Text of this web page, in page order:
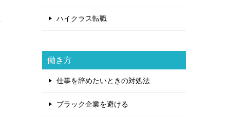
ハイクラス転職
働き方
仕事を辞めたいときの対処法
ブラック企業を避ける